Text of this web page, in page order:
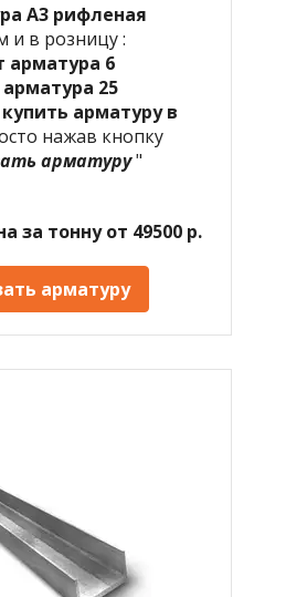
А3 рифленая
и в розницу :
арматура 6
25
купить арматуру в
нажав кнопку
арматуру"
за тонну от 49500 р.
арматуру